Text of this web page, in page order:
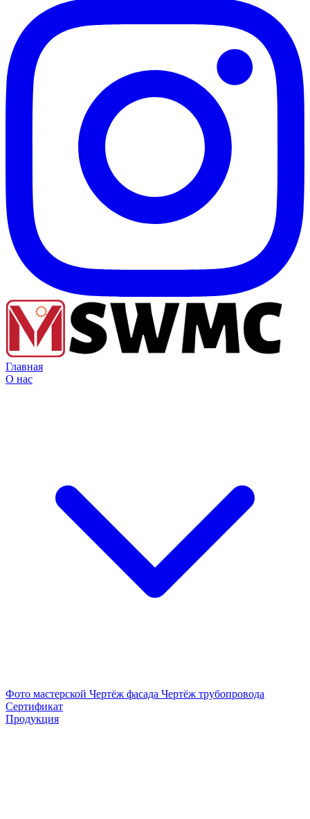
Главная
О нас
Фото мастерской Чертёж фасада Чертёж трубопровода
Сертификат
Продукция